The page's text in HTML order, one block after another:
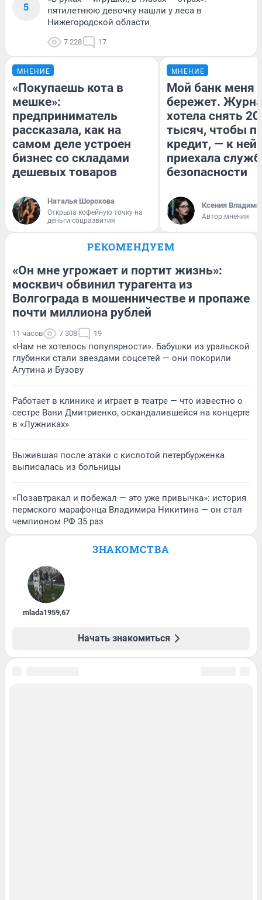
5
пятилетнюю девочку нашли у леса в
Нижегородской области
7 228 17
МНЕНИЕ
«Покупаешь кота в
мешке»:
предприниматель
рассказала, как на
самом деле устроен
бизнес со складами
дешевых товаров
Наталья Шорохова
Открыла кофейную точку на
деньги соцразвития
МНЕНИЕ
Мой банк меня
бережет.
хотела снять
тысяч, чтобы
кредит, — к
приехала
безопасности
Ксения
Автор мнения
РЕКОМЕНДУЕМ
«Он мне угрожает и портит жизнь»:
москвич обвинил турагента из
Волгограда в мошенничестве и пропаже
почти миллиона рублей
11 часов 7 308 19
«Нам не хотелось популярности». Бабушки из уральской
глубинки стали звездами соцсетей — они покорили
Агутина и Бузову
Работает в клинике и играет в театре — что известно о
сестре Вани Дмитриенко, оскандалившейся на концерте
в «Лужниках»
Выжившая после атаки с кислотой петербурженка
выписалась из больницы
«Позавтракал и побежал — это уже привычка»: история
пермского марафонца Владимира Никитина — он стал
чемпионом РФ 35 раз
ЗНАКОМСТВА
mlada1959,67
Начать знакомиться